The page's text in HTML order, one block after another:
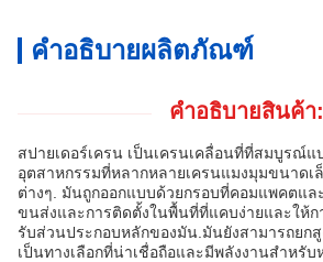
คำอธิบายผลิตภัณฑ์
คําอธิบายสินค้า:
สปายเดอร์เครน เป็นเครนเคลื่อนที่ที่สมบูรณ์
อุตสาหกรรมที่หลากหลายเครนแมงมุมขนาดเ
ต่างๆ. มันถูกออกแบบด้วยกรอบที่คอมแพคตแล
ขนส่งและการติดตั้งในพื้นที่ที่แคบง่ายและให้
รับส่วนประกอบหลักของมัน.มันยังสามารถยก
เป็นทางเลือกที่น่าเชื่อถือและมีพลังงานสําหรับ